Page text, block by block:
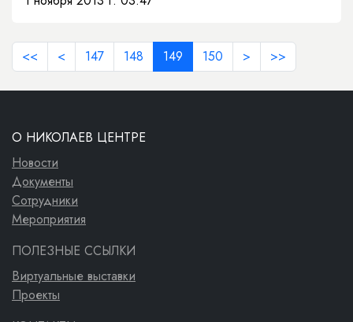
<< < 147 148 149 150 > >>
О НИКОЛАЕВ ЦЕНТРЕ
Новости
Документы
Сотрудники
Мероприятия
ПОЛЕЗНЫЕ ССЫЛКИ
Виртуальные выставки
Проекты